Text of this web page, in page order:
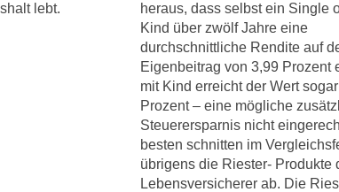
lebt.
heraus, dass selbst ein Single
Kind über zwölf Jahre eine
durchschnittliche Rendite auf
Eigenbeitrag von 3,99 Prozent
mit Kind erreicht der Wert
Prozent – eine mögliche
Steuerersparnis nicht
besten schnitten im
übrigens die Riester- Produkte
Lebensversicherer ab. Die